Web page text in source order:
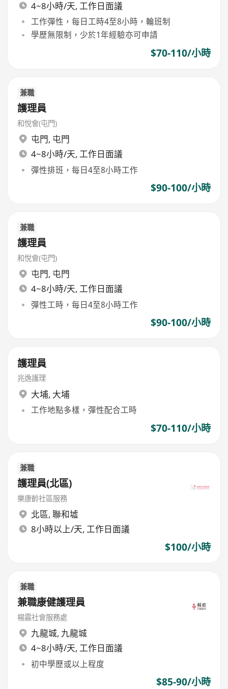
4~8小時/天, 工作日面議
工作彈性，每日工時4至8小時，輪班制
學歷無限制，少於1年經驗亦可申請
$70-110/小時
兼職
護理員
和悅會(屯門)
屯門, 屯門
4~8小時/天, 工作日面議
彈性排班，每日4至8小時工作
$90-100/小時
兼職
護理員
和悅會(屯門)
屯門, 屯門
4~8小時/天, 工作日面議
彈性工時，每日4至8小時工作
$90-100/小時
護理員
兆逸護理
大埔, 大埔
工作地點多樣，彈性配合工時
$70-110/小時
兼職
護理員(北區)
樂康齡社區服務
北區, 聯和墟
8小時以上/天, 工作日面議
$100/小時
兼職
兼職康健護理員
楊震社會服務處
九龍城, 九龍城
4~8小時/天, 工作日面議
初中學歷或以上程度
$85-90/小時